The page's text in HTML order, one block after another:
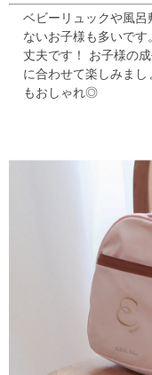
ベビーリュックや風呂
ないお子様も多いで
丈夫です！
お子様の
に合わせて楽しみまし
もおしゃれ◎